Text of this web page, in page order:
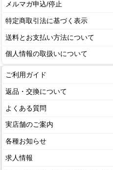
メルマガ申込/停止
特定商取引法に基づく表示
送料とお支払い方法について
個人情報の取扱いについて
ご利用ガイド
返品・交換について
よくある質問
実店舗のご案内
各種お知らせ
求人情報